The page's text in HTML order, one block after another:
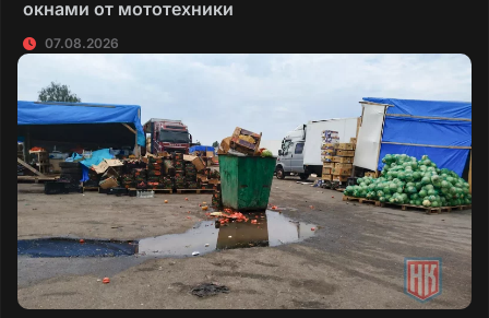
окнами от мототехники
07.08.2026